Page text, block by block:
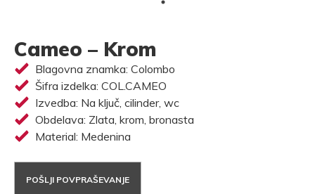
Cameo – Krom
Blagovna znamka: Colombo
Šifra izdelka: COL.CAMEO
Izvedba: Na ključ, cilinder, wc
Obdelava: Zlata, krom, bronasta
Material: Medenina
POŠLJI POVPRAŠEVANJE